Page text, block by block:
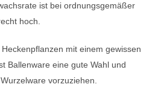
ist bei ordnungsgemäßer
hoch.
mit einem gewissen
Ballenware eine gute Wahl und
vorzuziehen.